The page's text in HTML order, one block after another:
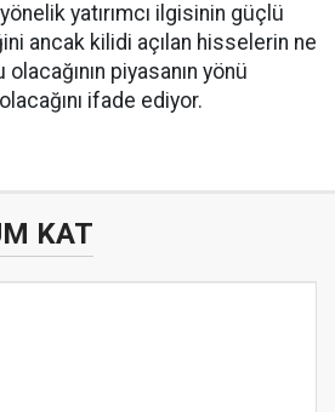
yatırımcı ilgisinin güçlü
ancak kilidi açılan hisselerin ne
olacağının piyasanın yönü
ifade ediyor.
KAT